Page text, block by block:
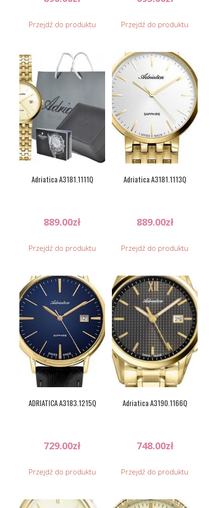
Przejdź do produktu Przejdź do produktu
Adriatica A3181.1111Q
889.00zł
Przejdź do produktu
Adriatica A3181.1113Q
889.00zł
Przejdź do produktu
ADRIATICA A3183.1215Q
729.00zł
Przejdź do produktu
Adriatica A3190.1166Q
748.00zł
Przejdź do produktu